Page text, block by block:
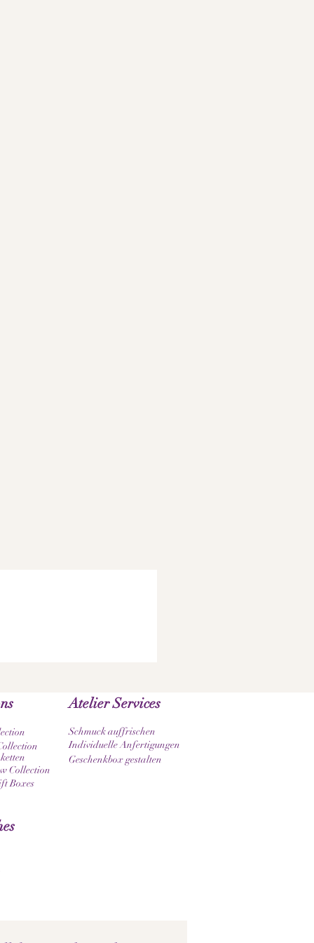
Collection
Boxes
Atelier Services
Schmuck auffrischen
Individuelle Anfertigungen
Geschenkbox gestalten